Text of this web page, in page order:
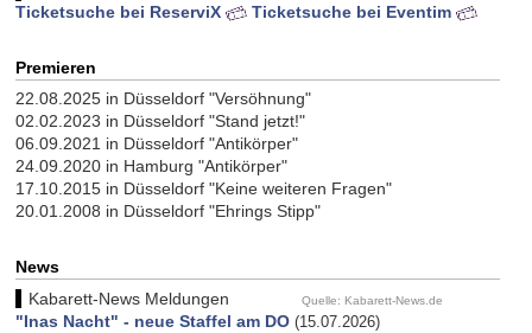
Ticketsuche bei ReserviX
Ticketsuche bei Eventim
Premieren
22.08.2025 in Düsseldorf "Versöhnung"
02.02.2023 in Düsseldorf "Stand jetzt!"
06.09.2021 in Düsseldorf "Antikörper"
24.09.2020 in Hamburg "Antikörper"
17.10.2015 in Düsseldorf "Keine weiteren Fragen"
20.01.2008 in Düsseldorf "Ehrings Stipp"
News
Kabarett-News Meldungen
Quelle: Kabarett-News.de
"Inas Nacht" - neue Staffel am DO (15.07.2026)